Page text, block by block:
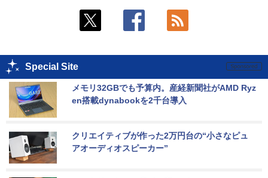
Special Site
メモリ32GBでも予算内。産経新聞社がAMD Ryz
en搭載dynabookを2千台導入
クリエイティブが作った2万円台の“小さなピュ
アオーディオスピーカー”